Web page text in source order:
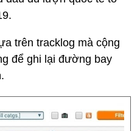
trên tracklog mà cộng
để ghi lại đường bay